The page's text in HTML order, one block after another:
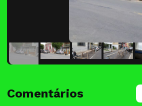
Comentários